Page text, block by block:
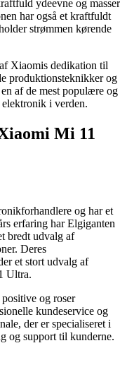
ydeevne og masser
har også et kraftfuldt
strømmen kørende
Xiaomis dedikation til
produktionsteknikker og
af de mest populære og
elektronik i verden.
Mi 11
og har et
erfaring har Elgiganten
bredt udvalg af
Deres
et stort udvalg af
Ultra.
og roser
kundeservice og
der er specialiseret i
og support til kunderne.